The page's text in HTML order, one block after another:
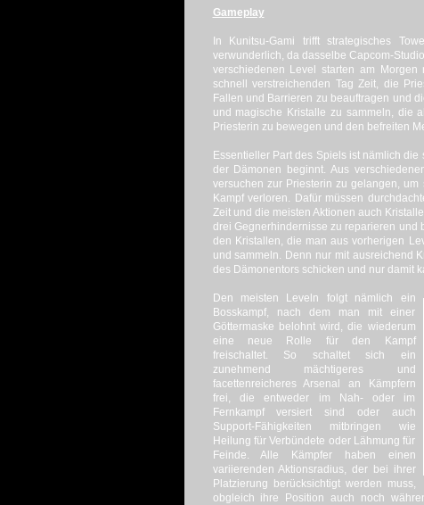
Gameplay
In Kunitsu-Gami trifft strategisches
verwunderlich, da dasselbe Capcom-
verschiedenen Level starten am
schnell verstreichenden Tag Zeit, die
Fallen und Barrieren zu beauftragen und
und magische Kristalle zu sammeln, die
Priesterin zu bewegen und den befreiten
Essentieller Part des Spiels ist nämlich
der Dämonen beginnt. Aus
versuchen zur Priesterin zu gelangen,
Kampf verloren. Dafür müssen
Zeit und die meisten Aktionen auch
drei Gegnerhindernisse zu reparieren und
den Kristallen, die man aus vorherigen
und sammeln. Denn nur mit ausreichend
des Dämonentors schicken und nur damit
Den meisten Leveln folgt nämlich ein
Bosskampf, nach dem man mit einer
Göttermaske belohnt wird, die wiederum
eine neue Rolle für den Kampf
freischaltet. So schaltet sich ein
zunehmend mächtigeres und
facettenreicheres Arsenal an Kämpfern
frei, die entweder im Nah- oder im
Fernkampf versiert sind oder auch
Support-Fähigkeiten mitbringen wie
Heilung für Verbündete oder Lähmung für
Feinde. Alle Kämpfer haben einen
variierenden Aktionsradius, der bei ihrer
Platzierung berücksichtigt werden muss,
obgleich ihre Position auch noch